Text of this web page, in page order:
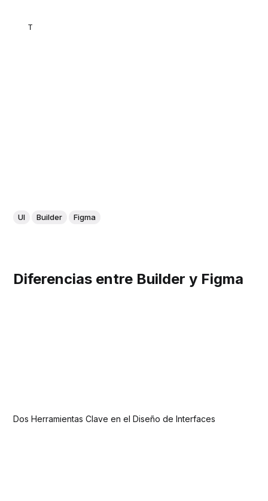
TOMÀS BERNAUS
UI Builder Figma
Diferencias entre Builder y Figma
Dos Herramientas Clave en el Diseño de Interfaces